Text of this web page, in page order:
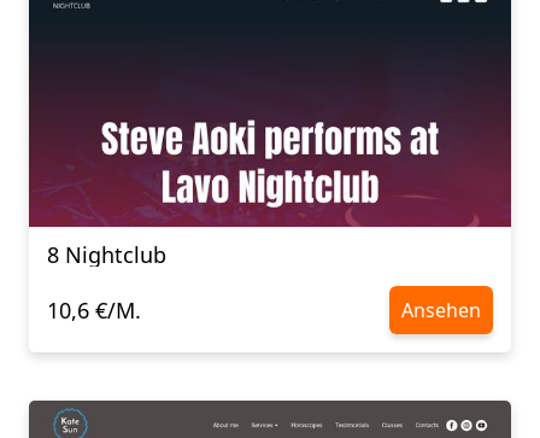
8 Nightclub
10,6 €/M.
Ansehen